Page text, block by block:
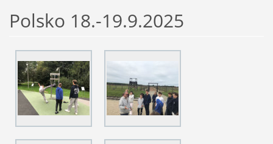
Polsko 18.-19.9.2025